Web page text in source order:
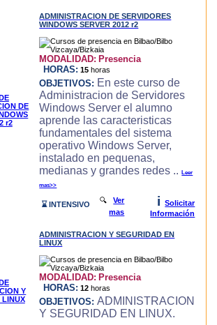
ADMINISTRACION DE SERVIDORES
WINDOWS SERVER 2012 r2
MODALIDAD: Presencia
HORAS: 15 horas
OBJETIVOS: En este curso de
Administracion de Servidores
Windows Server el alumno
aprende las caracteri­sticas
fundamentales del sistema
operativo Windows Server,
instalado en pequenas,
medianas y grandes redes ..Leer
mas>>
⌛ INTENSIVO 🔍Ver
mas
i
Solicitar
Información
ADMINISTRACION Y SEGURIDAD EN
LINUX
MODALIDAD: Presencia
HORAS: 12 horas
OBJETIVOS: ADMINISTRACION
Y SEGURIDAD EN LINUX.